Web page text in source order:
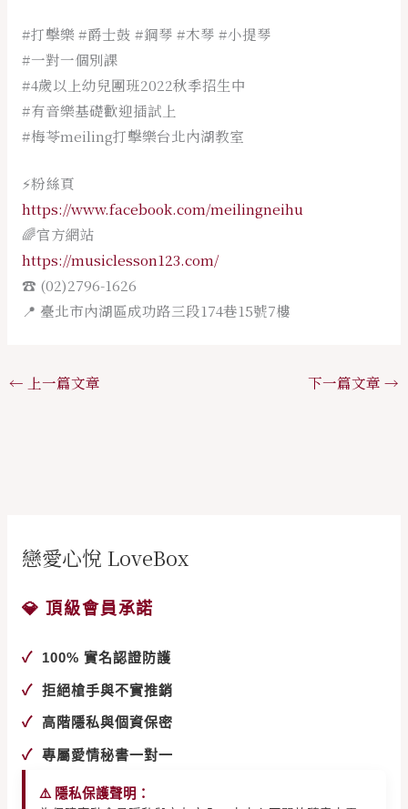
#打擊樂 #爵士鼓 #鋼琴 #木琴 #小提琴
#一對一個別課
#4歲以上幼兒團班2022秋季招生中
#有音樂基礎歡迎插試上
#梅苓meiling打擊樂台北內湖教室
⚡️粉絲頁
https://www.facebook.com/meilingneihu
🌈官方網站
https://musiclesson123.com/
☎️ (02)2796-1626
📍 臺北市內湖區成功路三段174巷15號7樓
← 上一篇文章 下一篇文章 →
戀愛心悅 LoveBox
💎 頂級會員承諾
✓ 100% 實名認證防護
✓ 拒絕槍手與不實推銷
✓ 高階隱私與個資保密
✓ 專屬愛情秘書一對一
⚠️ 隱私保護聲明：